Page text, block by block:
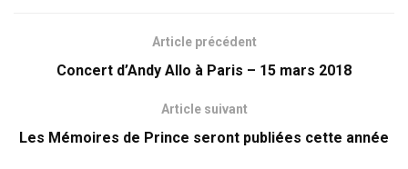
Article précédent
Concert d’Andy Allo à Paris – 15 mars 2018
Article suivant
Les Mémoires de Prince seront publiées cette année